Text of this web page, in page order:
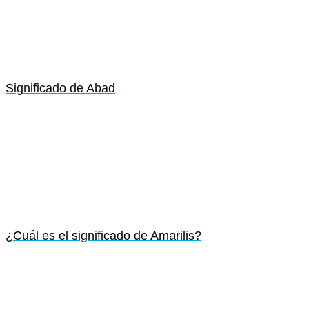
Significado de Abad
¿Cuál es el significado de Amarilis?